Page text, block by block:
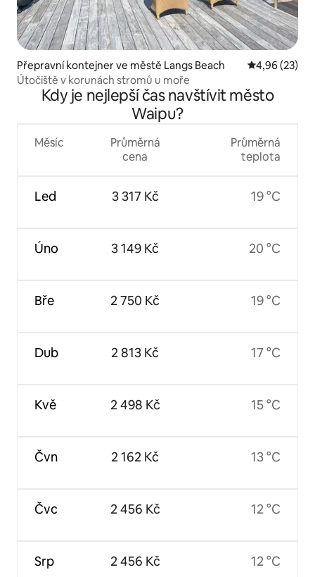
Přepravní kontejner ve městě Langs Beach Průměrné
4,96 (23)
Útočiště v korunách stromů u moře
Kdy je nejlepší čas navštívit město
Waipu?
Měsíc
Led
Úno
Bře
Dub
Kvě
Čvn
Čvc
Srp
Průměrná
cena
3 317 Kč
3 149 Kč
2 750 Kč
2 813 Kč
2 498 Kč
2 162 Kč
2 456 Kč
2 456 Kč
Průměrná
teplota
19 °C
20 °C
19 °C
17 °C
15 °C
13 °C
12 °C
12 °C